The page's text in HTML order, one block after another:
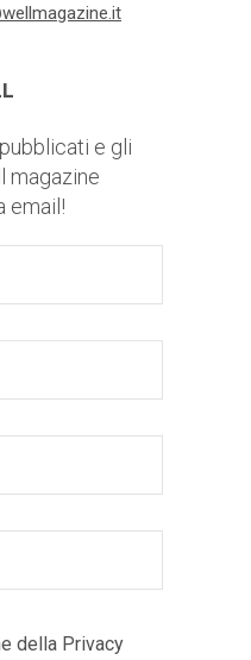
e gli
magazine
email!
della Privacy